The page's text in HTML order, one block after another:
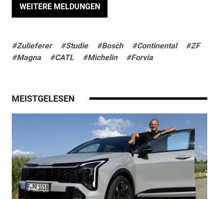
WEITERE MELDUNGEN
#Zulieferer #Studie #Bosch #Continental
#ZF
#Magna
#CATL #Michelin #Forvia
MEISTGELESEN